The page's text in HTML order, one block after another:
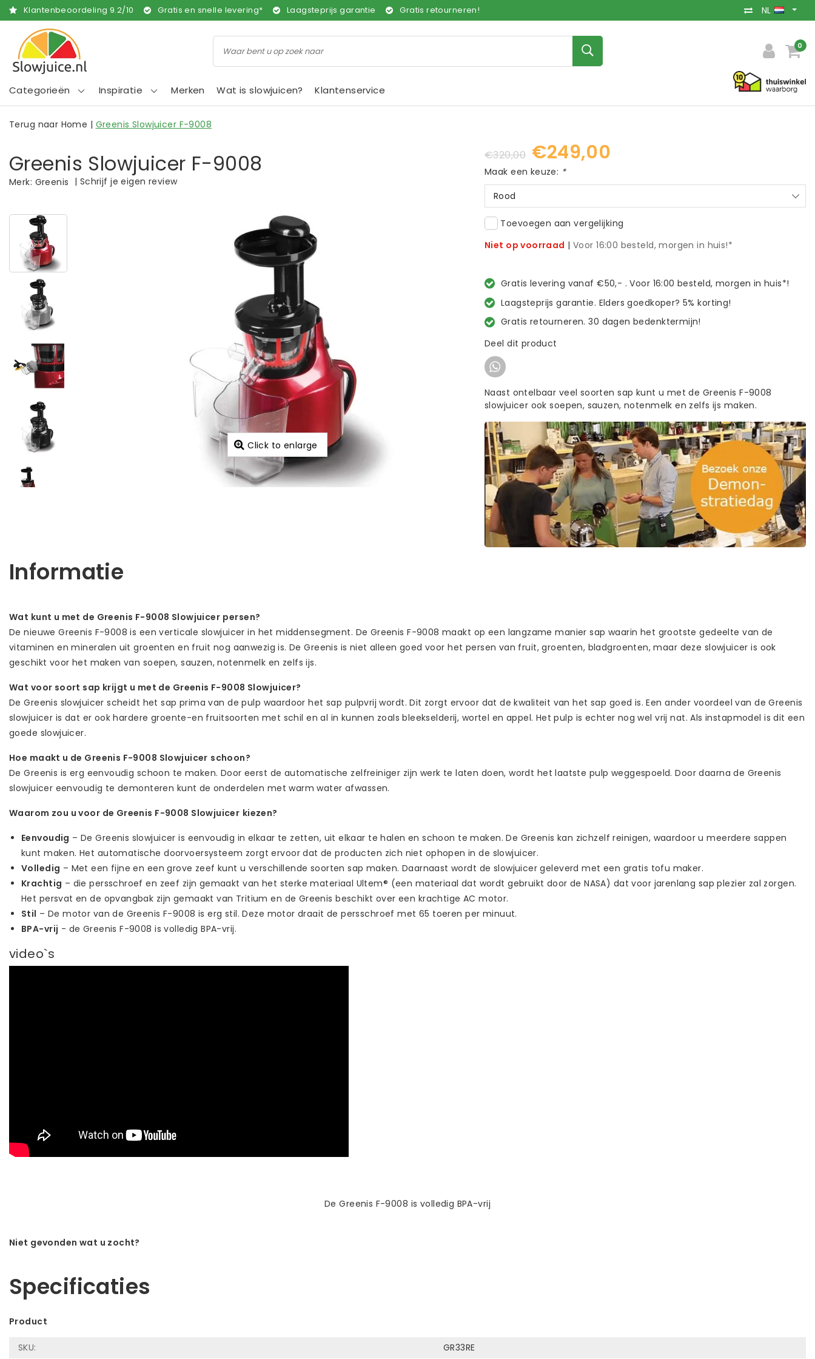
Klantenbeoordeling 9.2/10 Gratis en snelle levering* Laagsteprijs garantie Gratis retourneren! NL
0
Categorieën Inspiratie Merken Wat is slowjuicen? Klantenservice
Terug naar Home | Greenis Slowjuicer F-9008
Greenis Slowjuicer F-9008
Merk: Greenis | Schrijf je eigen review
Click to enlarge
€320,00 €249,00
Maak een keuze: *
Rood
Toevoegen aan vergelijking
Niet op voorraad | Voor 16:00 besteld, morgen in huis!*
Gratis levering vanaf €50,- . Voor 16:00 besteld, morgen in huis*!
Laagsteprijs garantie. Elders goedkoper? 5% korting!
Gratis retourneren. 30 dagen bedenktermijn!
Deel dit product
Naast ontelbaar veel soorten sap kunt u met de Greenis F-9008
slowjuicer ook soepen, sauzen, notenmelk en zelfs ijs maken.
Informatie
Wat kunt u met de Greenis F-9008 Slowjuicer persen?
De nieuwe Greenis F-9008 is een verticale slowjuicer in het middensegment. De Greenis F-9008 maakt op een langzame manier sap waarin het grootste gedeelte van de
vitaminen en mineralen uit groenten en fruit nog aanwezig is. De Greenis is niet alleen goed voor het persen van fruit, groenten, bladgroenten, maar deze slowjuicer is ook
geschikt voor het maken van soepen, sauzen, notenmelk en zelfs ijs.
Wat voor soort sap krijgt u met de Greenis F-9008 Slowjuicer?
De Greenis slowjuicer scheidt het sap prima van de pulp waardoor het sap pulpvrij wordt. Dit zorgt ervoor dat de kwaliteit van het sap goed is. Een ander voordeel van de Greenis
slowjuicer is dat er ook hardere groente-en fruitsoorten met schil en al in kunnen zoals bleekselderij, wortel en appel. Het pulp is echter nog wel vrij nat. Als instapmodel is dit een
goede slowjuicer.
Hoe maakt u de Greenis F-9008 Slowjuicer schoon?
De Greenis is erg eenvoudig schoon te maken. Door eerst de automatische zelfreiniger zijn werk te laten doen, wordt het laatste pulp weggespoeld. Door daarna de Greenis
slowjuicer eenvoudig te demonteren kunt de onderdelen met warm water afwassen.
Waarom zou u voor de Greenis F-9008 Slowjuicer kiezen?
Eenvoudig – De Greenis slowjuicer is eenvoudig in elkaar te zetten, uit elkaar te halen en schoon te maken. De Greenis kan zichzelf reinigen, waardoor u meerdere sappen
kunt maken. Het automatische doorvoersysteem zorgt ervoor dat de producten zich niet ophopen in de slowjuicer.
Volledig – Met een fijne en een grove zeef kunt u verschillende soorten sap maken. Daarnaast wordt de slowjuicer geleverd met een gratis tofu maker.
Krachtig – die persschroef en zeef zijn gemaakt van het sterke materiaal Ultem® (een materiaal dat wordt gebruikt door de NASA) dat voor jarenlang sap plezier zal zorgen.
Het persvat en de opvangbak zijn gemaakt van Tritium en de Greenis beschikt over een krachtige AC motor.
Stil – De motor van de Greenis F-9008 is erg stil. Deze motor draait de persschroef met 65 toeren per minuut.
BPA-vrij - de Greenis F-9008 is volledig BPA-vrij.
video`s
De Greenis F-9008 is volledig BPA-vrij
Niet gevonden wat u zocht?
Specificaties
Product
SKU: GR33RE